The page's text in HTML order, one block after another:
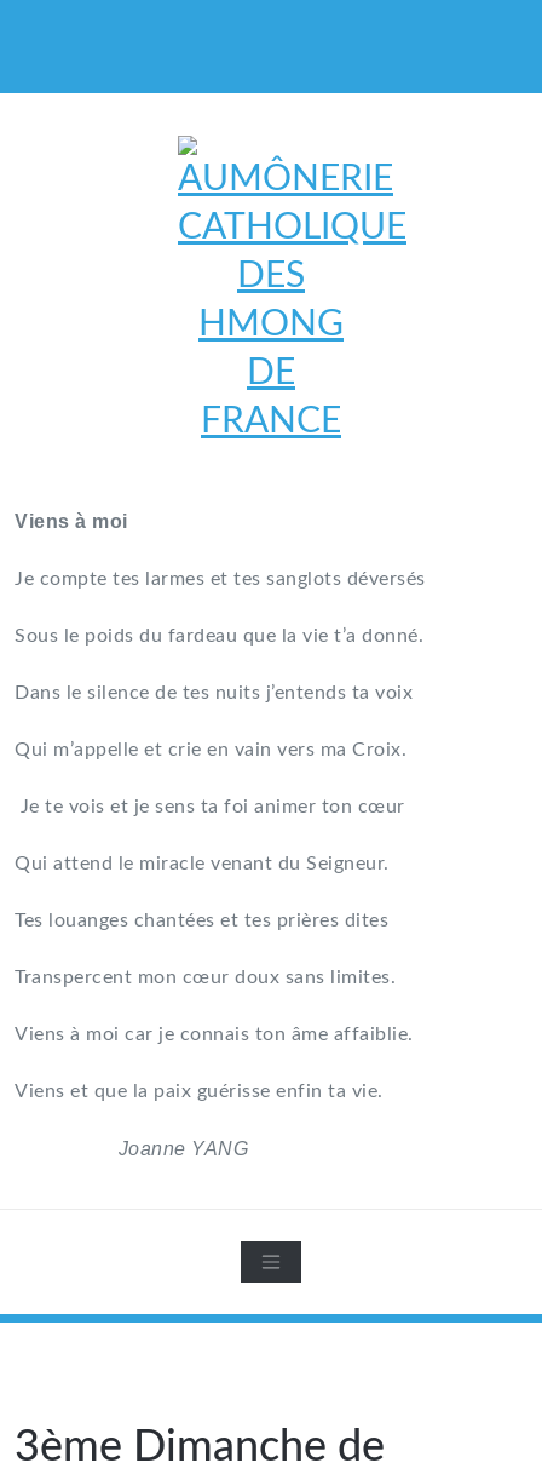
DES HMONG DE FRANCE
Viens à moi
Je compte tes larmes et tes sanglots déversés
Sous le poids du fardeau que la vie t’a donné.
Dans le silence de tes nuits j’entends ta voix
Qui m’appelle et crie en vain vers ma Croix.
Je te vois et je sens ta foi animer ton cœur
Qui attend le miracle venant du Seigneur.
Tes louanges chantées et tes prières dites
Transpercent mon cœur doux sans limites.
Viens à moi car je connais ton âme affaiblie.
Viens et que la paix guérisse enfin ta vie.
Joanne YANG
3ème Dimanche de